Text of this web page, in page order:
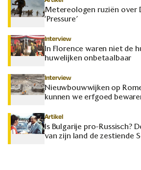
Metereologen ruziën over
‘Pressure’
Interview
In Florence waren niet de
huwelijken onbetaalbaar
Interview
Nieuwbouwwijken op
kunnen we erfgoed
Artikel
Is Bulgarije pro-Russisch?
van zijn land de zestiende